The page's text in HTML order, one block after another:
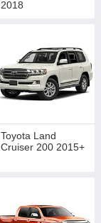
2018
Toyota Land
Cruiser 200 2015+